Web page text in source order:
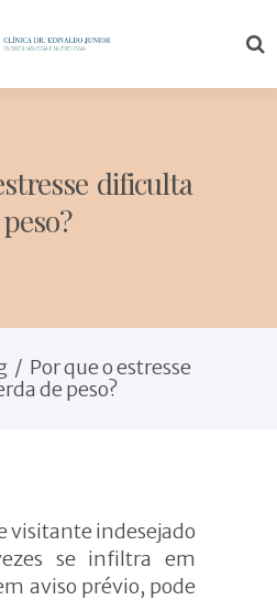
dificulta
/ Por que o estresse
de peso?
visitante indesejado
se infiltra em
aviso prévio, pode